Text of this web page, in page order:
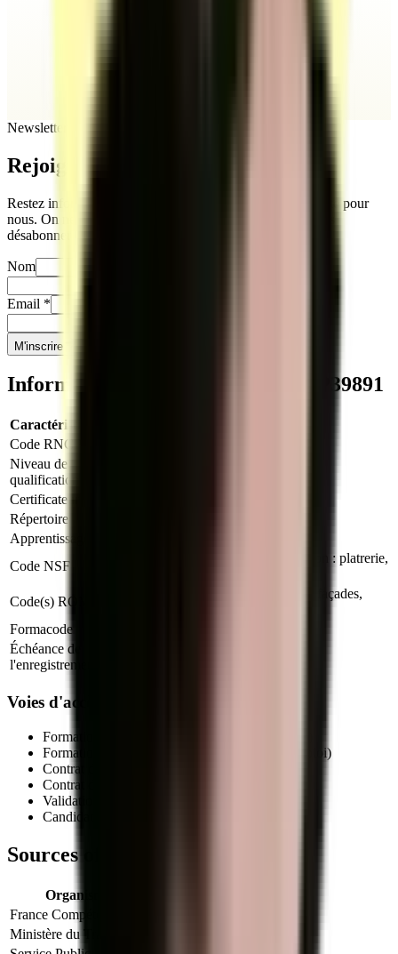
Newsletter
Rejoignez
Restez informés sur notre actualité. Votre vie privée compte pour
nous. On ne partage jamais vos infos, et vous pouvez vous
désabonner quand vous le souhaitez.
Nom
Email *
M'inscrire
Informations clés sur le titre RNCP39891
Caractéristique
Code RNCP
Niveau de
qualification
Certificateur
Répertoire
Apprentissage
Code NSF
233s : Exécution des travaux de finition : platrerie,
Code(s) ROME
F1611 : Réalisation et restauration de façades,
Formacode
Échéance de
l'enregistrement
Voies d'accès au titre professionnel
Formation initiale (en centre de formation agréé)
Formation continue (salariés, demandeurs d'emploi)
Contrat d'apprentissage
Contrat de professionnalisation
Validation des Acquis de l'Expérience (VAE)
Candidature libre auprès d'un centre habilité
Sources officielles et références
Organisme
France Compétences
Ministère du Travail